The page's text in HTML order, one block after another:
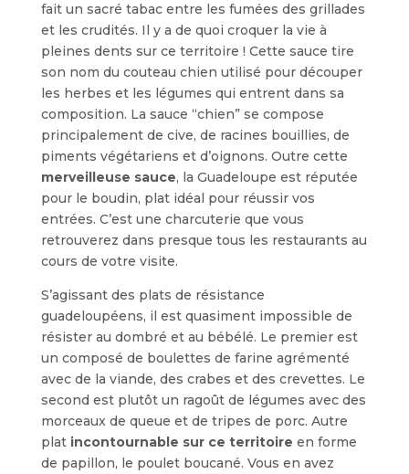
fait un sacré tabac entre les fumées des grillades
et les crudités. Il y a de quoi croquer la vie à
pleines dents sur ce territoire ! Cette sauce tire
son nom du couteau chien utilisé pour découper
les herbes et les légumes qui entrent dans sa
composition. La sauce “chien” se compose
principalement de cive, de racines bouillies, de
piments végétariens et d’oignons. Outre cette
merveilleuse sauce, la Guadeloupe est réputée
pour le boudin, plat idéal pour réussir vos
entrées. C’est une charcuterie que vous
retrouverez dans presque tous les restaurants au
cours de votre visite.
S’agissant des plats de résistance
guadeloupéens, il est quasiment impossible de
résister au dombré et au bébélé. Le premier est
un composé de boulettes de farine agrémenté
avec de la viande, des crabes et des crevettes. Le
second est plutôt un ragoût de légumes avec des
morceaux de queue et de tripes de porc. Autre
plat incontournable sur ce territoire en forme
de papillon, le poulet boucané. Vous en avez